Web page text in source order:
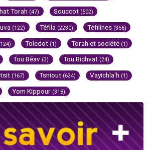
Torah (47) Souccot (502)
(122) Téfila (2230) Téfilines (356)
Toledot (1) Torah et société (1)
Tou Béav (3) Tou Bichvat (24)
(167) Tsniout (634) Vayichla'h (1)
Yom Kippour (318)